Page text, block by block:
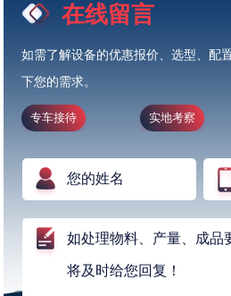
在线留言
如需了解设备的优惠报价、选型、配
下您的需求。
专车接待 实地考察